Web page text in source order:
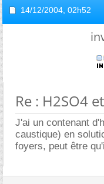
14/12/2004, 02h52
Re : H2SO4
J'ai un contenant
caustique) en
foyers, peut être